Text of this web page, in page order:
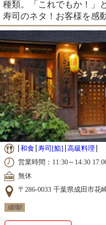
種類。「これでもか！」
寿司のネタ！お客様を感
和食 寿司[鮨]
高級料理
営業時間：11:30～14:30
無休
〒286-0033 千葉県成田市花
成田駅